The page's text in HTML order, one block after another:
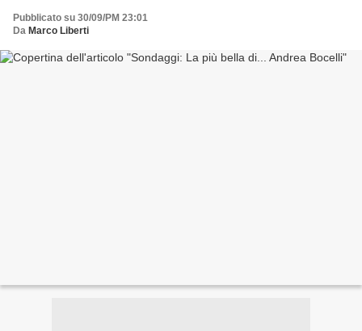
Pubblicato su 30/09/PM 23:01
Da Marco Liberti